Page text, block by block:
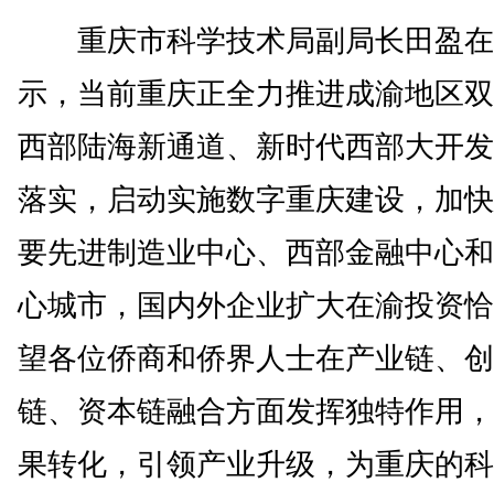
重庆市科学技术局副局长田盈在
示，当前重庆正全力推进成渝地区
西部陆海新通道、新时代西部大开
落实，启动实施数字重庆建设，加
要先进制造业中心、西部金融中心
心城市，国内外企业扩大在渝投资
望各位侨商和侨界人士在产业链、
链、资本链融合方面发挥独特作用
果转化，引领产业升级，为重庆的